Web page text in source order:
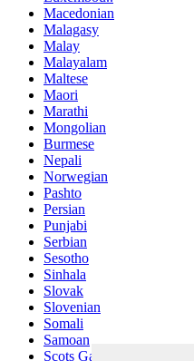
Macedonian
Malagasy
Malay
Malayalam
Maltese
Maori
Marathi
Mongolian
Burmese
Nepali
Norwegian
Pashto
Persian
Punjabi
Serbian
Sesotho
Sinhala
Slovak
Slovenian
Somali
Samoan
Scots Gaelic